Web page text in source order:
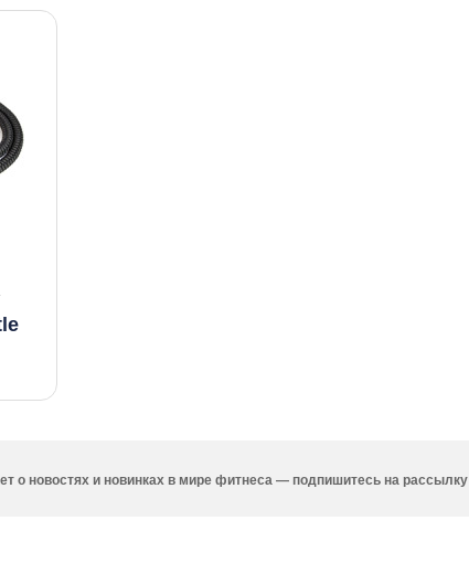
о новостях и новинках в мире фитнеса — подпишитесь на рассылку